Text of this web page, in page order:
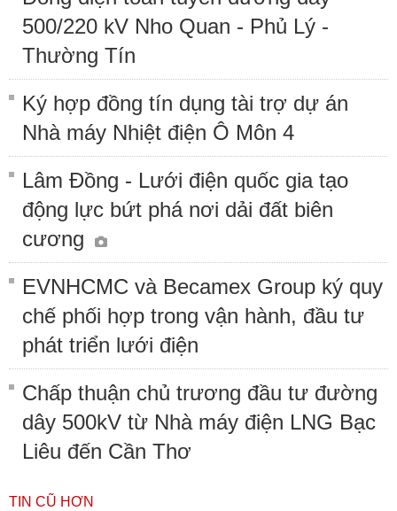
500/220 kV Nho Quan - Phủ Lý -
Thường Tín
Ký hợp đồng tín dụng tài trợ dự án
Nhà máy Nhiệt điện Ô Môn 4
Lâm Đồng - Lưới điện quốc gia tạo
động lực bứt phá nơi dải đất biên
cương
EVNHCMC và Becamex Group ký quy
chế phối hợp trong vận hành, đầu tư
phát triển lưới điện
Chấp thuận chủ trương đầu tư đường
dây 500kV từ Nhà máy điện LNG Bạc
Liêu đến Cần Thơ
TIN CŨ HƠN